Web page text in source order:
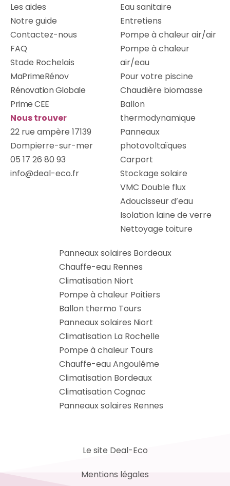
Les aides
Notre guide
Contactez-nous
FAQ
Stade Rochelais
MaPrimeRénov
Rénovation Globale
Prime CEE
Nous trouver
22 rue ampère 17139
Dompierre-sur-mer
05 17 26 80 93
info@deal-eco.fr
Eau sanitaire
Entretiens
Pompe à chaleur air/air
Pompe à chaleur
air/eau
Pour votre piscine
Chaudière biomasse
Ballon
thermodynamique
Panneaux
photovoltaïques
Carport
Stockage solaire
VMC Double flux
Adoucisseur d’eau
Isolation laine de verre
Nettoyage toiture
Panneaux solaires Bordeaux
Chauffe-eau Rennes
Climatisation Niort
Pompe à chaleur Poitiers
Ballon thermo Tours
Panneaux solaires Niort
Climatisation La Rochelle
Pompe à chaleur Tours
Chauffe-eau Angoulême
Climatisation Bordeaux
Climatisation Cognac
Panneaux solaires Rennes
Le site Deal-Eco
Mentions légales